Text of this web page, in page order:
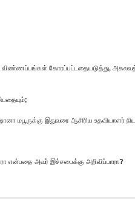
விண்ணப்பங்கள் கோரப்பட்டதையடுத்து,
மபூருக்கு இதுவரை ஆசிரிய உதவியாளர்
என்பதை அவர் இச்சபைக்கு அறிவிப்பாரா?